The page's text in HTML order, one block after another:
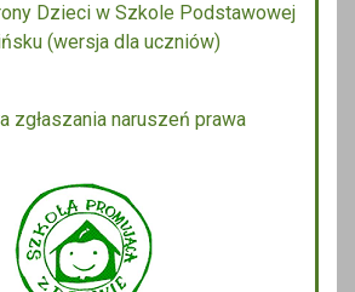
Dzieci w Szkole Podstawowej
(wersja dla uczniów)
zgłaszania naruszeń prawa